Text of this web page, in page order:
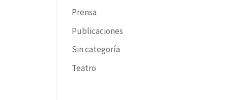
Prensa
Publicaciones
Sin categoría
Teatro